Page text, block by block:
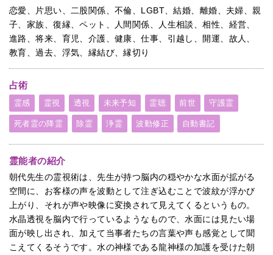
恋愛、片思い、二股関係、不倫、LGBT、結婚、離婚、夫婦、親
子、家族、復縁、ペット、人間関係、人生相談、相性、経営、
進路、将来、育児、介護、健康、仕事、引越し、開運、故人、
教育、過去、浮気、縁結び、縁切り
占術
霊感 霊視 透視 未来予知 霊聴 前世 守護霊
死者霊の降霊 除霊 浄霊 波動修正 自動書記
霊能者の紹介
朝代先生の霊視術は、先生が持つ脳内の穏やかな水面が拡がる
空間に、お客様の声を波動として注ぎ込むことで波紋が浮かび
上がり、それが声や映像に変換されて見えてくるというもの。
水晶透視を脳内で行っているようなもので、水面には見たい場
面が映し出され、加えて当事者たちの言葉や声も感覚として聞
こえてくるそうです。水の神様である龍神様の加護を受けた朝